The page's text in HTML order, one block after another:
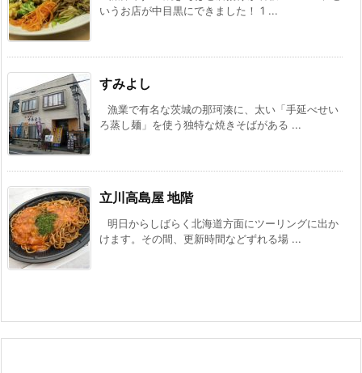
いうお店が中目黒にできました！ 1 ...
すみよし
漁業で有名な茨城の那珂湊に、太い「手延べせい
ろ蒸し麺」を使う独特な焼きそばがある ...
立川高島屋 地階
明日からしばらく北海道方面にツーリングに出か
けます。その間、更新時間などずれる場 ...